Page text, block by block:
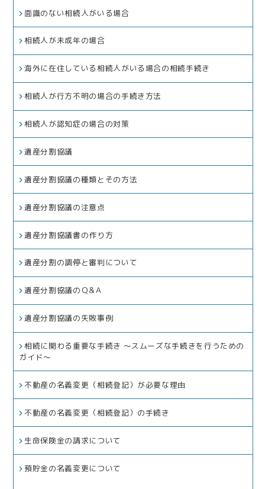
面識のない相続人がいる場合
相続人が未成年の場合
海外に在住している相続人がいる場合の相続手続き
相続人が行方不明の場合の手続き方法
相続人が認知症の場合の対策
遺産分割協議
遺産分割協議の種類とその方法
遺産分割協議の注意点
遺産分割協議書の作り方
遺産分割の調停と審判について
遺産分割協議のＱ&Ａ
遺産分割協議の失敗事例
相続に関わる重要な手続き ～スムーズな手続きを行うための
ガイド～
不動産の名義変更（相続登記）が必要な理由
不動産の名義変更（相続登記）の手続き
生命保険金の請求について
預貯金の名義変更について